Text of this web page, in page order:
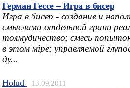
Герман Гессе – Игра в бисер
Игра в бисер - создание и
смыслами отдельной грани
толмудичество; смесь
в этом мiре; управляемой
ду...
Holud 13.09.2011